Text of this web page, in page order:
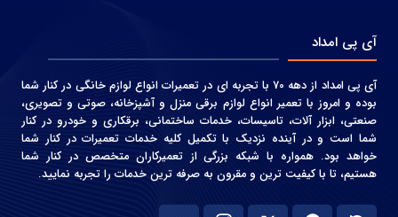
آی پی امداد
آی پی امداد از دهه 70 با تجربه ای در تعمیرات انواع لوازم خانگی در کنار شما
بوده و امروز با تعمیر انواع لوازم برقی منزل و آشپزخانه، صوتی و‌ تصویری،
صنعتی، ابزار آلات، تاسیسات، خدمات ساختمانی، برقکاری و خودرو در کنار
شما است و در آینده نزدیک با تکمیل کلیه خدمات تعمیرات در کنار شما
خواهد بود. همواره با شبکه بزرگی از تعمیرکاران متخصص در کنار شما
هستیم، تا با کیفیت ترین و مقرون به صرفه ترین خدمات را تجربه نمایید.